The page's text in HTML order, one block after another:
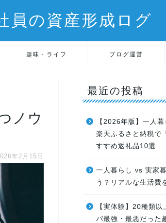
員の資産形成ログ
趣味・ライフ ブログ運営
ノウ
年2月15日
最近の投稿
【2026年版】一人
楽天ふるさと納税で
すすめ返礼品10選
一人暮らし vs 実家
う？リアルな生活費
【実体験】20種類
パ最強・最悪だった